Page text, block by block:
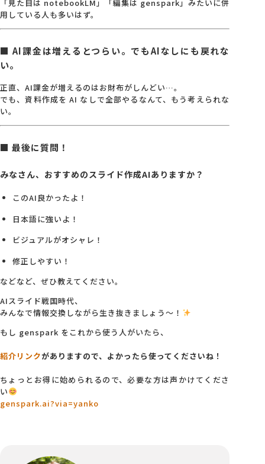
「見た目は notebookLM」「編集は genspark」みたいに併
用している人も多いはず。
■ AI課金は増えるとつらい。でもAIなしにも戻れな
い。
正直、AI課金が増えるのはお財布がしんどい…。
でも、資料作成を AI なしで全部やるなんて、もう考えられな
い。
■ 最後に質問！
みなさん、おすすめのスライド作成AIありますか？
このAI良かったよ！
日本語に強いよ！
ビジュアルがオシャレ！
修正しやすい！
などなど、ぜひ教えてください。
AIスライド戦国時代、
みんなで情報交換しながら生き抜きましょう〜！
もし genspark をこれから使う人がいたら、
紹介リンクがありますので、よかったら使ってくださいね！
ちょっとお得に始められるので、必要な方は声かけてくださ
い
genspark.ai?via=yanko